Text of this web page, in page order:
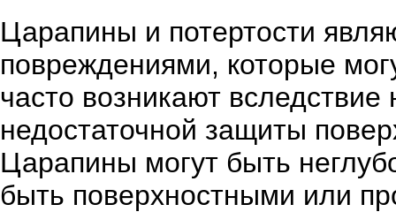
Царапины и потертости
повреждениями, которые
часто возникают
недостаточной защиты
Царапины могут быть
быть поверхностными или